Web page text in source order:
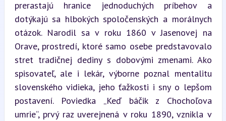
prerastajú hranice jednoduchých príbehov a
dotýkajú sa hlbokých spoločenských a morálnych
otázok. Narodil sa v roku 1860 v Jasenovej na
Orave, prostredí, ktoré samo osebe predstavovalo
stret tradičnej dediny s dobovými zmenami. Ako
spisovateľ, ale i lekár, výborne poznal mentalitu
slovenského vidieka, jeho ťažkosti i sny o lepšom
postavení. Poviedka „Keď báčik z Chochoľova
umrie“, prvý raz uverejnená v roku 1890, vznikla v